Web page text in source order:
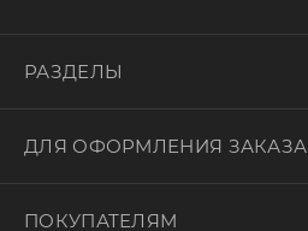
РАЗДЕЛЫ
ДЛЯ ОФОРМЛЕНИЯ ЗАКАЗА
ПОКУПАТЕЛЯМ